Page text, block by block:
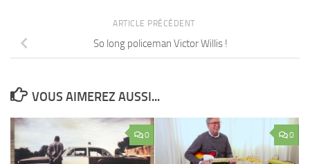
ARTICLE PRÉCÉDENT
So long policeman Victor Willis !
VOUS AIMEREZ AUSSI...
0 0